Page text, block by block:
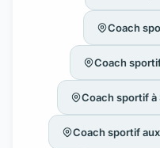
Coach
Coach
Coach sportif
Coach sportif